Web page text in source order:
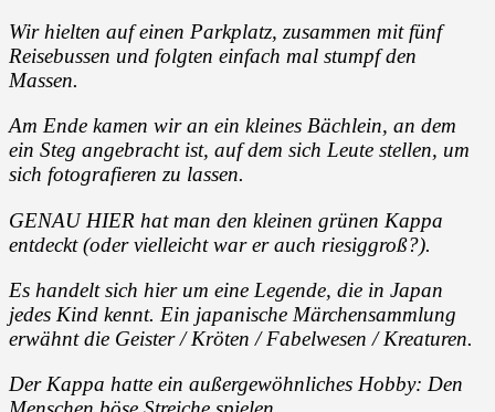
Wir hielten auf einen Parkplatz, zusammen mit fünf
Reisebussen und folgten einfach mal stumpf den
Massen.
Am Ende kamen wir an ein kleines Bächlein, an dem
ein Steg angebracht ist, auf dem sich Leute stellen, um
sich fotografieren zu lassen.
GENAU HIER hat man den kleinen grünen Kappa
entdeckt (oder vielleicht war er auch riesiggroß?).
Es handelt sich hier um eine Legende, die in Japan
jedes Kind kennt. Ein japanische Märchensammlung
erwähnt die Geister / Kröten / Fabelwesen / Kreaturen.
Der Kappa hatte ein außergewöhnliches Hobby: Den